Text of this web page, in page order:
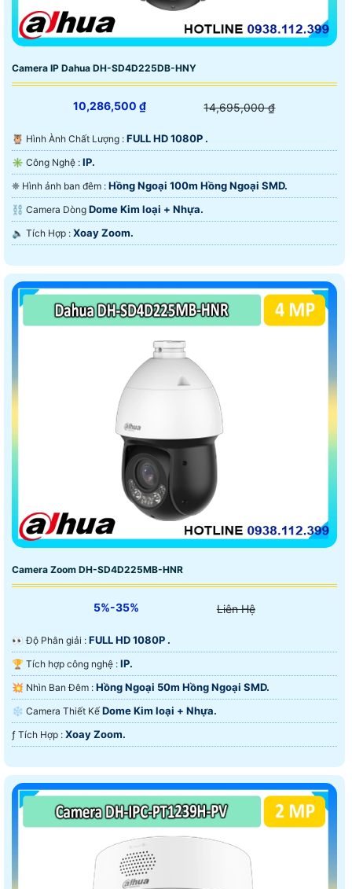
Camera IP Dahua DH-SD4D225DB-HNY
10,286,500 ₫ 14,695,000 ₫
🦉 Hình Ành Chất Lượng : FULL HD 1080P .
✳️ Công Nghệ : IP.
❈ Hình ảnh ban đêm : Hồng Ngoại 100m Hồng Ngoại SMD.
⛓ Camera Dòng Dome Kim loại + Nhựa.
️🔈 Tích Hợp : Xoay Zoom.
Camera Zoom DH-SD4D225MB-HNR
5%-35% Liên Hệ
️👀 Độ Phân giải : FULL HD 1080P .
🏆 Tích hợp công nghệ : IP.
💥 Nhìn Ban Đêm : Hồng Ngoại 50m Hồng Ngoại SMD.
❄ Camera Thiết Kế Dome Kim loại + Nhựa.
️ƒ Tích Hợp : Xoay Zoom.